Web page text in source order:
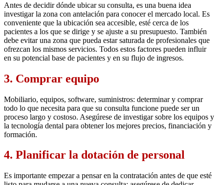
Antes de decidir dónde ubicar su consulta, es una buena idea
investigar la zona con antelación para conocer el mercado local. Es
conveniente que la ubicación sea accesible, esté cerca de los
pacientes a los que se dirige y se ajuste a su presupuesto. También
debe evitar una zona que pueda estar saturada de profesionales que
ofrezcan los mismos servicios. Todos estos factores pueden influir
en su potencial base de pacientes y en su flujo de ingresos.
3. Comprar equipo
Mobiliario, equipos, software, suministros: determinar y comprar
todo lo que necesita para que su consulta funcione puede ser un
proceso largo y costoso. Asegúrese de investigar sobre los equipos y
la tecnología dental para obtener los mejores precios, financiación y
formación.
4. Planificar la dotación de personal
Es importante empezar a pensar en la contratación antes de que esté